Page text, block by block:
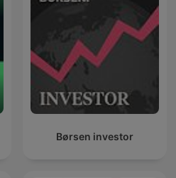
Børsen investor